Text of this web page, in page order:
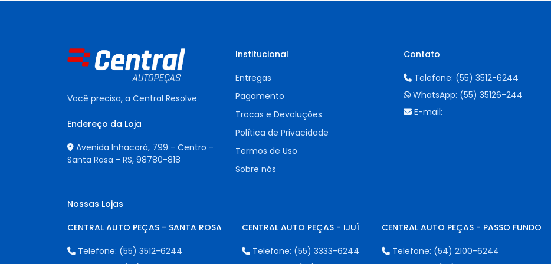
Você precisa, a Central Resolve
Endereço da Loja
Avenida Inhacorá, 799 - Centro -
Santa Rosa - RS, 98780-818
Institucional
Entregas
Pagamento
Trocas e Devoluções
Política de Privacidade
Termos de Uso
Sobre nós
Contato
Telefone: (55) 3512-6244
WhatsApp: (55) 35126-244
E-mail:
Nossas Lojas
CENTRAL AUTO PEÇAS - SANTA ROSA
Telefone: (55) 3512-6244
CENTRAL AUTO PEÇAS - IJUÍ
Telefone: (55) 3333-6244
CENTRAL AUTO PEÇAS - PASSO FUNDO
Telefone: (54) 2100-6244